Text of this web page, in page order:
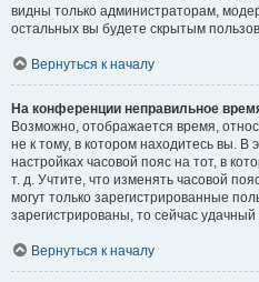
видны только администраторам,
остальных вы будете скрытым
Вернуться к началу
На конференции неправильное
Возможно, отображается время,
не к тому, в котором находитесь вы. В
настройках часовой пояс на тот, в
т. д. Учтите, что изменять часовой
могут только зарегистрированные
зарегистрированы, то сейчас
Вернуться к началу